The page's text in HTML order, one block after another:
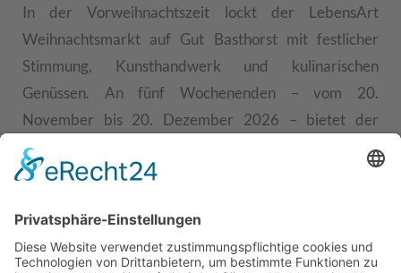
In der Vorweihnachtszeit lockt der LebensArt
Weihnachtsmarkt auf Gut Basthorst mit festlicher
Stimmung, Kunsthandwerk und kulinarischen
Genüssen. An fünf Wochenenden – vom 20.
November bis 20. Dezember 2026 – bietet der
Weihnachtsmarkt eine stimmungsvolle Einstimmung
auf die besinnliche Zeit.
Inspiration und Genuss in einzigartiger Atmosphäre.